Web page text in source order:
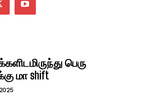
பெரு
மா shift